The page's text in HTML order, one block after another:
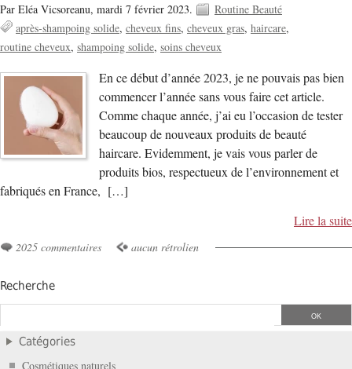
Par Eléa Vicsoreanu, mardi 7 février 2023.
Routine Beauté
après-shampoing solide cheveux fins cheveux gras haircare
routine cheveux shampoing solide soins cheveux
En ce début d’année 2023, je ne pouvais pas bien
commencer l’année sans vous faire cet article.
Comme chaque année, j’ai eu l’occasion de tester
beaucoup de nouveaux produits de beauté
haircare. Evidemment, je vais vous parler de
produits bios, respectueux de l’environnement et
fabriqués en France, […]
Lire la suite
2025 commentaires aucun rétrolien
Recherche
Catégories
Cosmétiques naturels